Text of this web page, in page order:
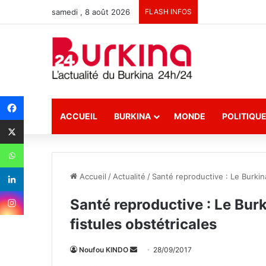
samedi , 8 août 2026 FLASH INFOS
ACCUEIL BURKINA MONDE POLITIQUE
Accueil / Actualité / Santé reproductive : Le
Santé reproductive : Le
fistules obstétricales
Noufou KINDO 28/09/2017